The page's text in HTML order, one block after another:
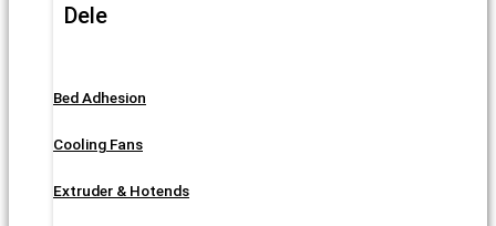
Dele
Bed Adhesion
Cooling Fans
Extruder & Hotends